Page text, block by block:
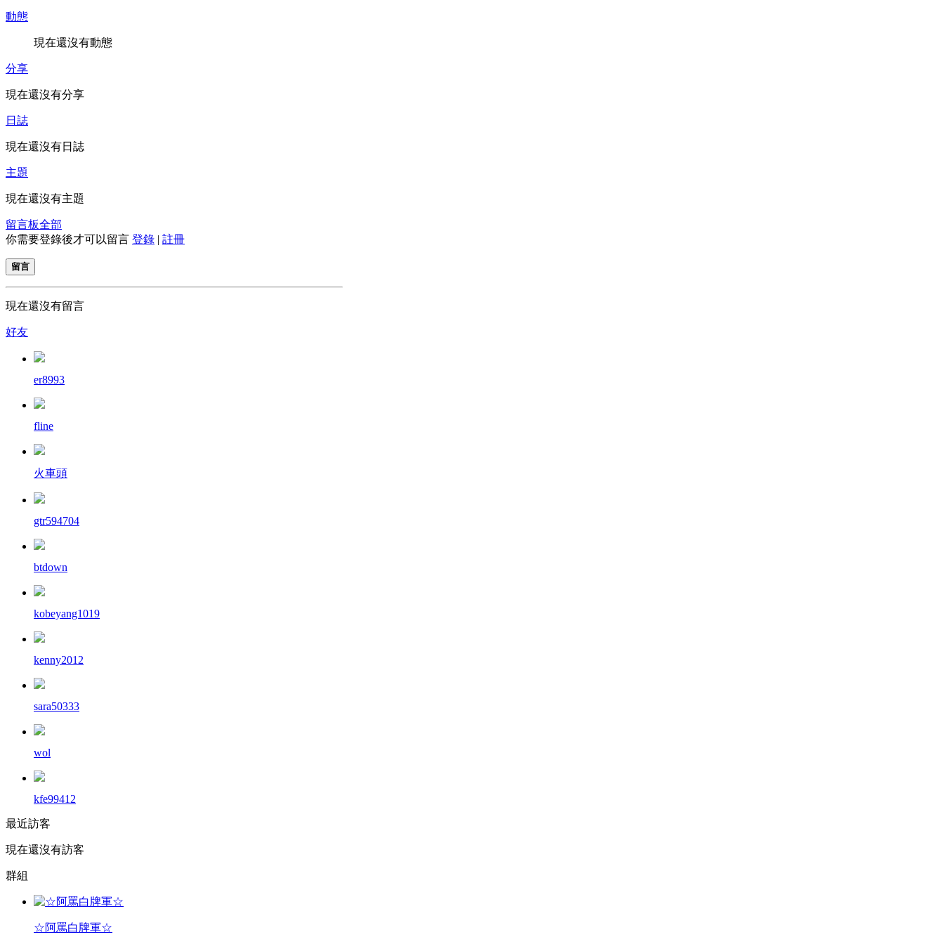
動態
現在還沒有動態
分享
現在還沒有分享
日誌
現在還沒有日誌
主題
現在還沒有主題
留言板全部
你需要登錄後才可以留言 登錄 | 註冊
留言
現在還沒有留言
好友
er8993
fline
火車頭
gtr594704
btdown
kobeyang1019
kenny2012
sara50333
wol
kfe99412
最近訪客
現在還沒有訪客
群組
☆阿罵白牌軍☆